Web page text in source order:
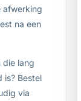
afwerking
na een
die lang
is? Bestel
via